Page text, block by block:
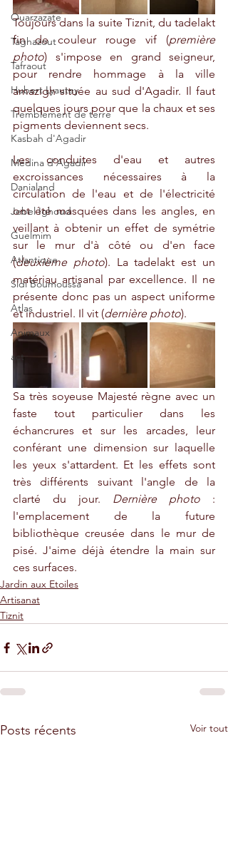
Ouarzazate
Taghazout
Tafraout
Hubert Lyautey
Tremblement de terre
Kasbah d'Agadir
Médina d'Agadir
Danialand
Jebel Ighoud
Guelmim
Atlantique
Sidi Boumoussa
Atlas
Animaux
act
Toujours dans la suite Tiznit, du tadelakt
fin de couleur rouge vif (première
photo) s'impose en grand seigneur,
pour rendre hommage à la ville
amazigh située au sud d'Agadir. Il faut
quelques jours pour que la chaux et ses
pigments deviennent secs.
Les conduites d'eau et autres
excroissances nécessaires à la
circulation de l'eau et de l'électricité
ont été masquées dans les angles, en
veillant à obtenir un effet de symétrie
sur le mur d'à côté ou d'en face
(deuxième photo). La tadelakt est un
matériau artisanal par excellence. Il ne
présente donc pas un aspect uniforme
et industriel. Il vit (dernière photo).
Sa très soyeuse Majesté règne avec un
faste tout particulier dans les
échancrures et sur les arcades, leur
conférant une dimension sur laquelle
les yeux s'attardent. Et les effets sont
très différents suivant l'angle de la
clarté du jour. Dernière photo :
l'emplacement de la future
bibliothèque creusée dans le mur de
pisé. J'aime déjà étendre la main sur
ces surfaces.
Jardin aux Etoiles
Artisanat
Tiznit
Posts récents Voir tout